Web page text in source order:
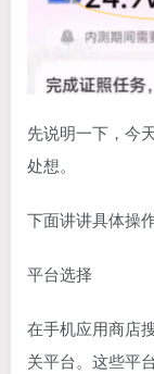
先说明一下，今
处想。
下面讲讲具体操
平台选择
在手机应用商店
关平台。这些平